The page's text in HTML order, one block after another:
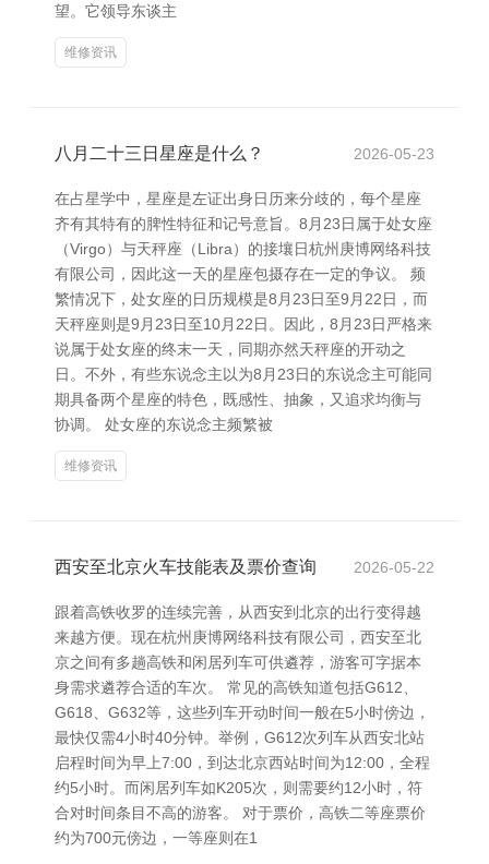
望。它领导东谈主
维修资讯
八月二十三日星座是什么？ 2026-05-23
在占星学中，星座是左证出身日历来分歧的，每个星座
齐有其特有的脾性特征和记号意旨。8月23日属于处女座
（Virgo）与天秤座（Libra）的接壤日杭州庚博网络科技
有限公司，因此这一天的星座包摄存在一定的争议。 频
繁情况下，处女座的日历规模是8月23日至9月22日，而
天秤座则是9月23日至10月22日。因此，8月23日严格来
说属于处女座的终末一天，同期亦然天秤座的开动之
日。不外，有些东说念主以为8月23日的东说念主可能同
期具备两个星座的特色，既感性、抽象，又追求均衡与
协调。 处女座的东说念主频繁被
维修资讯
西安至北京火车技能表及票价查询 2026-05-22
跟着高铁收罗的连续完善，从西安到北京的出行变得越
来越方便。现在杭州庚博网络科技有限公司，西安至北
京之间有多趟高铁和闲居列车可供遴荐，游客可字据本
身需求遴荐合适的车次。 常见的高铁知道包括G612、
G618、G632等，这些列车开动时间一般在5小时傍边，
最快仅需4小时40分钟。举例，G612次列车从西安北站
启程时间为早上7:00，到达北京西站时间为12:00，全程
约5小时。而闲居列车如K205次，则需要约12小时，符
合对时间条目不高的游客。 对于票价，高铁二等座票价
约为700元傍边，一等座则在1